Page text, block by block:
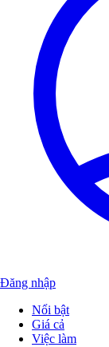
Đăng nhập
Nổi bật
Giá cả
Việc làm